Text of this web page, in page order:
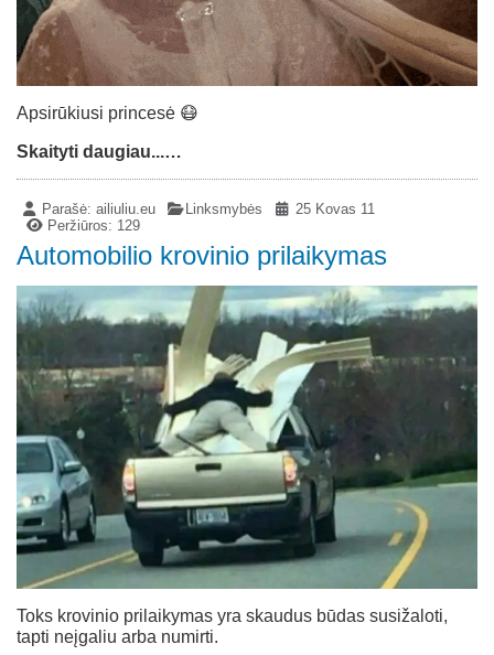
Apsirūkiusi princesė 😷
Skaityti daugiau...…
Parašė:ailiuliu.eu Linksmybės
25 Kovas 11
Peržiūros: 129
Automobilio krovinio prilaikymas
Toks krovinio prilaikymas yra skaudus būdas susižaloti,
tapti neįgaliu arba numirti.